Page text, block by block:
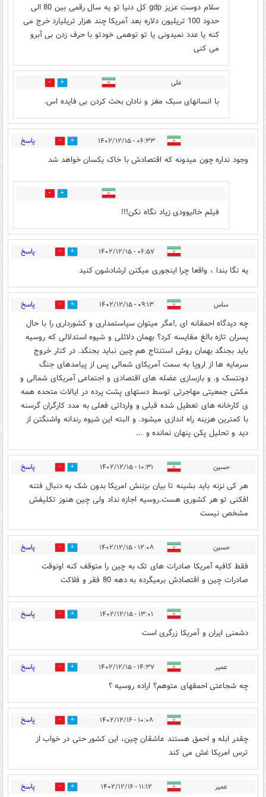
سلام دوست عزیز gdp کل دنیا تو یه سال رقمی بین 80 الی
حدود 100 تریلیون دلاره بعد آمریکا چند هزار تریلیارد خرج می
کنه یا عدد نمیدونی یا تو توهمی خودتو با حرف زدن بی آبرو
می کنی
علی 0
با انسانهای سبک مغز و نادان بحث کردن بی فایده اس.
۰۶:۳۳ - ۱۴۰۲/۱۲/۱۵ 2 پاسخ
وجود نداره چون میدونه که اقتصادش با خاک یکسان خواهد شد
10
فیلم خالیوودی زیاد نگاه نکن!!!
۰۶:۵۷ - ۱۴۰۲/۱۲/۱۵ 0 پاسخ
یه نگا بندا ، واقعا چرا اینجوری میکنن ارشادشون کنید
ساس ۰۹:۱۳ - ۱۴۰۲/۱۲/۱۵ 0 پاسخ
چه دیدگاه احمقانه ای ,!مگر میتوان سیاستمداری و کشورداری را با حال
پسران تازه بالغ مقایسه کرد؟ بهمان دلائلی و شیوه استدلالی که روسیه
باید بجنگد بهمان روش استنتاج هم چین نباید بجنگد. در کنار خروج
سرمایه ها از اروپا به سمت آمریکای شمالی پس از پیامدهای جنگ
دونتسک و. و بازسازی عضله های اقتصادی و اجتماعی آمریکای شمالی و
مکش جمعیتی مهاجرتی توسط دستهای پشت پرده در ایالات متحده همه
ی کارخانه های تعطیل شده قبلی و وارداتی فعلی به مدد کارگران گرسنه
با کمترین هزینه راه اندازی میشود. و البته این شیوه رندانه واشنگتن از
دید و تحلیل پکن پنهان نمانده و ...
حسین ۱۰:۳۱ - ۱۴۰۲/۱۲/۱۵ 3 پاسخ
هر کی نزنه باید بشینه تا بیان بزننش امریکا بدون شک به دنبال فتنه
افکنی تو هر کشوری هست.روسیه اجازه نداد ولی چین هنوز تکلیفش
مشخص نیست
حسین ۱۲:۰۸ - ۱۴۰۲/۱۲/۱۵ 0 پاسخ
فقط کافیه آمریکا صادرات های تک به چین را متوقف کنه اونوقت
صادرات چین و اقتصادش برمیگرده به دهه 80 فقر و فلاکت
۱۳:۰۱ - ۱۴۰۲/۱۲/۱۵ 0 پاسخ
دشمنی ایران و آمریکا زرگری است
عمیر ۱۴:۳۷ - ۱۴۰۲/۱۲/۱۵ 0 پاسخ
چه شجاعتی احمقهای متوهم؟ اراده روسیه ؟
۱۰:۰۸ - ۱۴۰۲/۱۲/۱۶ 0 پاسخ
چقدر ابله و احمق هستند عاشقان چین، این کشور حتی در خواب از
ترس امریکا غش می کند
عمیر ۱۱:۱۲ - ۱۴۰۲/۱۲/۱۶ 0 پاسخ